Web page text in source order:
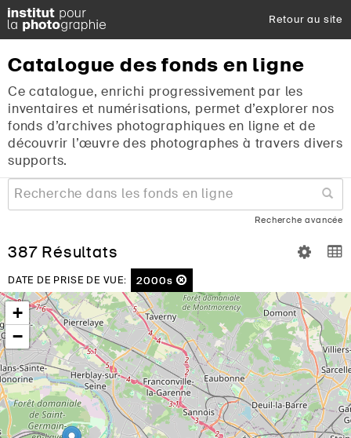
Retour au site
Catalogue des fonds en ligne
Ce catalogue, enrichi progressivement par les
inventaires et numérisations, permet d’explorer nos
fonds d’archives photographiques en ligne et de
découvrir l’œuvre des photographes à travers divers
supports.
Recherche avancée
387 Résultats
DATE DE PRISE DE VUE: 2000s
+
−